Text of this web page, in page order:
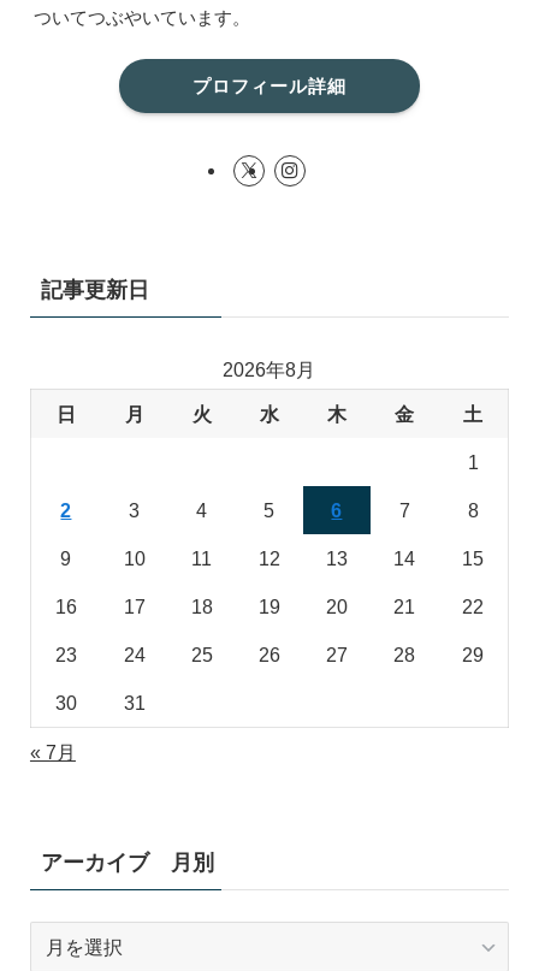
ついてつぶやいています。
プロフィール詳細
記事更新日
2026年8月
日 月 火 水 木 金 土
1
2 3 4 5 6 7 8
9 10 11 12 13 14 15
16 17 18 19 20 21 22
23 24 25 26 27 28 29
30 31
« 7月
アーカイブ 月別